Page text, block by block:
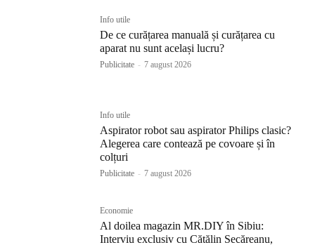
Info utile
De ce curățarea manuală și curățarea cu
aparat nu sunt același lucru?
Publicitate - 7 august 2026
Info utile
Aspirator robot sau aspirator Philips clasic?
Alegerea care contează pe covoare și în
colțuri
Publicitate - 7 august 2026
Economie
Al doilea magazin MR.DIY în Sibiu:
Interviu exclusiv cu Cătălin Secăreanu,